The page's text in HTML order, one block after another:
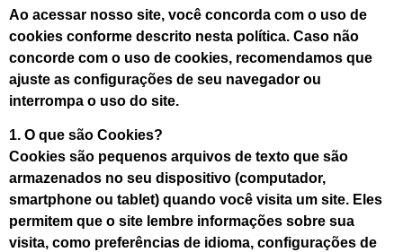
Ao acessar nosso site, você concorda com o uso de
cookies conforme descrito nesta política. Caso não
concorde com o uso de cookies, recomendamos que
ajuste as configurações de seu navegador ou
interrompa o uso do site.
1. O que são Cookies?
Cookies são pequenos arquivos de texto que são
armazenados no seu dispositivo (computador,
smartphone ou tablet) quando você visita um site. Eles
permitem que o site lembre informações sobre sua
visita, como preferências de idioma, configurações de